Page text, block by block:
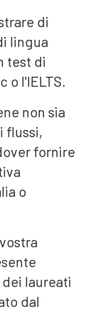
di
lingua
test di
o l'IELTS.
non sia
flussi,
fornire
o
laureati
dal